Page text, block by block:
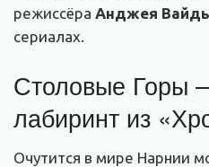
режиссёра Анджея
сериалах.
Столовые Горы
лабиринт из
Очутится в мире Нарнии